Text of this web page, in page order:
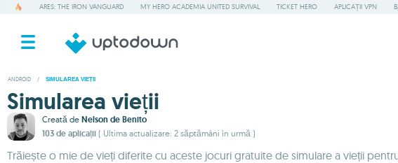
ARES: THE IRON VANGUARD MY HERO ACADEMIA UNITED SURVIVAL TICKET HERO APLICAȚII VPN
ANDROID / SIMULAREA VIEȚII
Simularea vieții
Creată de Nelson de Benito
103 de aplicații ( Ultima actualizare: 2 săptămâni în urmă )
Trăiește o mie de vieți diferite cu aceste jocuri gratuite de simulare a vieții